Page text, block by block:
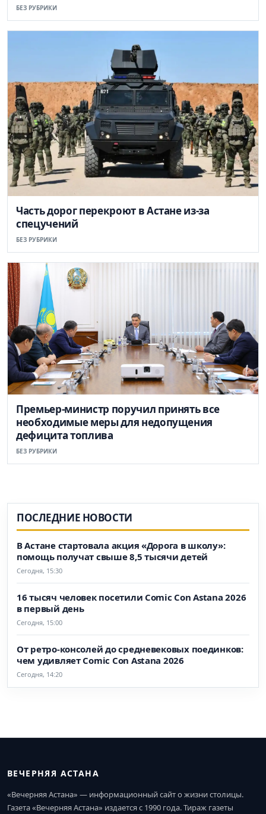
БЕЗ РУБРИКИ
Часть дорог перекроют в Астане из-за
спецучений
БЕЗ РУБРИКИ
Премьер-министр поручил принять все
необходимые меры для недопущения
дефицита топлива
БЕЗ РУБРИКИ
ПОСЛЕДНИЕ НОВОСТИ
В Астане стартовала акция «Дорога в школу»:
помощь получат свыше 8,5 тысячи детей
Сегодня, 15:30
16 тысяч человек посетили Comic Con Astana 2026
в первый день
Сегодня, 15:00
От ретро-консолей до средневековых поединков:
чем удивляет Comic Con Astana 2026
Сегодня, 14:20
ВЕЧЕРНЯЯ АСТАНА
«Вечерняя Астана» — информационный сайт о жизни столицы.
Газета «Вечерняя Астана» издается с 1990 года. Тираж газеты